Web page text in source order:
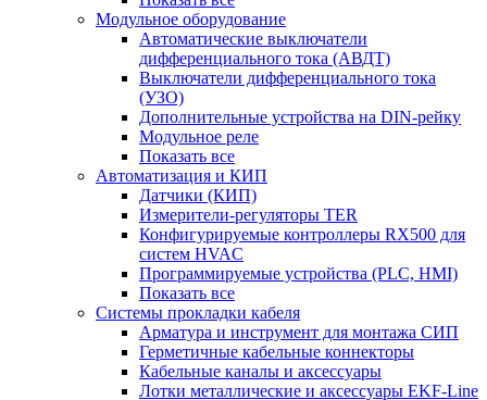
Модульное оборудование
Автоматические выключатели
дифференциального тока (АВДТ)
Выключатели дифференциального тока
(УЗО)
Дополнительные устройства на DIN-рейку
Модульное реле
Показать все
Автоматизация и КИП
Датчики (КИП)
Измерители-регуляторы TER
Конфигурируемые контроллеры RX500 для
систем HVAC
Программируемые устройства (PLC, HMI)
Показать все
Системы прокладки кабеля
Арматура и инструмент для монтажа СИП
Герметичные кабельные коннекторы
Кабельные каналы и аксессуары
Лотки металлические и аксессуары EKF-Line